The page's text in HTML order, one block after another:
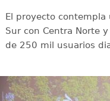
El proyecto
Sur con Centra Norte
de 250 mil usuarios